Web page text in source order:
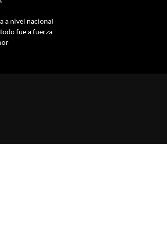
a nivel nacional
fue a fuerza